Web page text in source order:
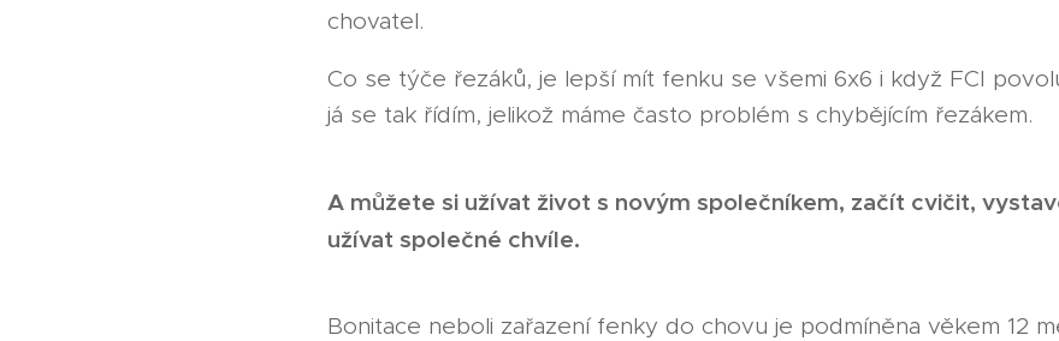
chovatel.
Co se týče řezáků, je lepší mít fenku se všemi 6x6 i když FCI
já se tak řídím, jelikož máme často problém s chybějícím řezákem.
A můžete si užívat život s novým společníkem, začít cvičit,
užívat společné chvíle.
Bonitace neboli zařazení fenky do chovu je podmíněna věkem 12